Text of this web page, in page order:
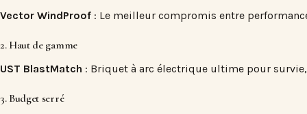
Vector WindProof : Le meilleur compromis entre
2. Haut de gamme
UST BlastMatch : Briquet à arc électrique ultime pour
3. Budget serré